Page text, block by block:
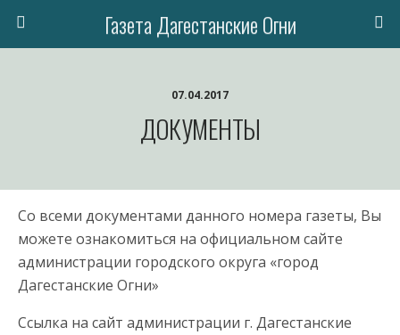
Газета Дагестанские Огни
07.04.2017
ДОКУМЕНТЫ
Со всеми документами данного номера газеты, Вы
можете ознакомиться на официальном сайте
администрации городского округа «город
Дагестанские Огни»
Ссылка на сайт администрации г. Дагестанские